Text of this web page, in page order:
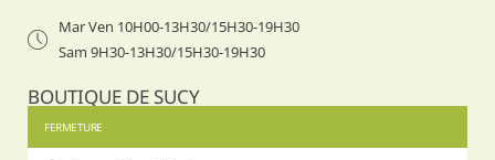
Mar Ven 10H00-13H30/15H30-19H30
Sam 9H30-13H30/15H30-19H30
BOUTIQUE DE SUCY
FERMETURE